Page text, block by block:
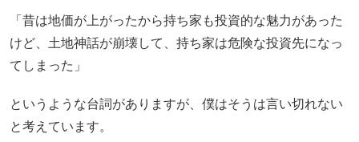
「昔は地価が上がったから持ち家も投資的な魅力があった
けど、土地神話が崩壊して、持ち家は危険な投資先になっ
てしまった」
というような台詞がありますが、僕はそうは言い切れない
と考えています。